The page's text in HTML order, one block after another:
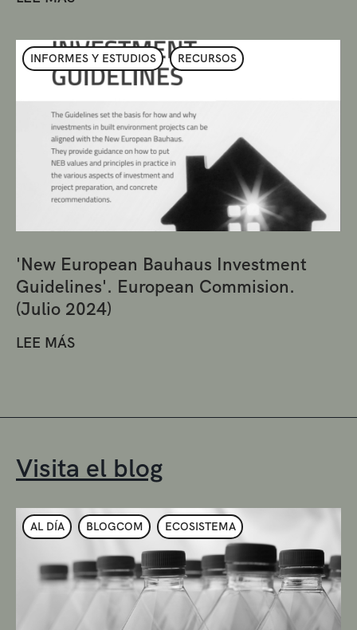
INFORMES Y ESTUDIOS RECURSOS
'New European Bauhaus Investment
Guidelines'. European Commision.
(Julio 2024)
LEE MÁS
Visita el blog
AL DÍA BLOGCOM ECOSISTEMA